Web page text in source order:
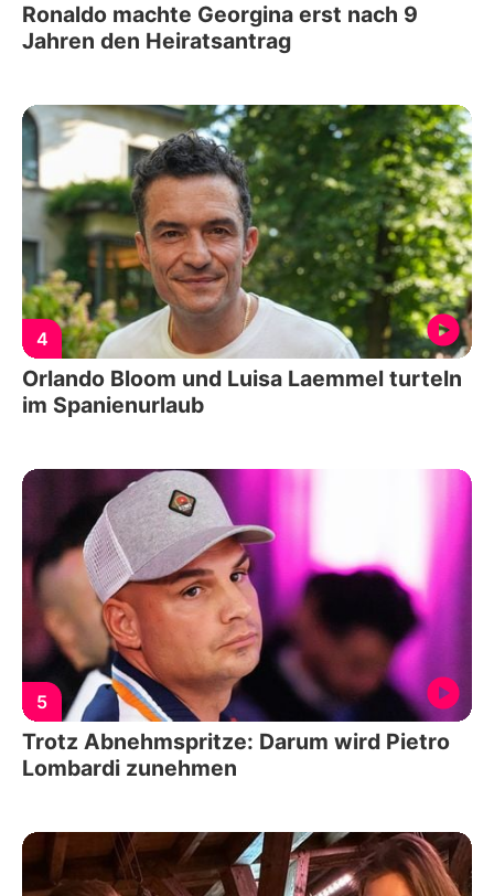
Ronaldo machte Georgina erst nach 9
Jahren den Heiratsantrag
4
Orlando Bloom und Luisa Laemmel turteln
im Spanienurlaub
5
Trotz Abnehmspritze: Darum wird Pietro
Lombardi zunehmen